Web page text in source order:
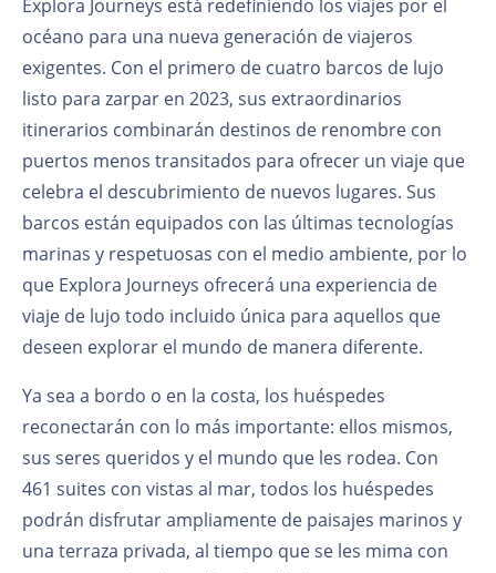
Explora Journeys está redefiniendo los viajes por el
océano para una nueva generación de viajeros
exigentes. Con el primero de cuatro barcos de lujo
listo para zarpar en 2023, sus extraordinarios
itinerarios combinarán destinos de renombre con
puertos menos transitados para ofrecer un viaje que
celebra el descubrimiento de nuevos lugares. Sus
barcos están equipados con las últimas tecnologías
marinas y respetuosas con el medio ambiente, por lo
que Explora Journeys ofrecerá una experiencia de
viaje de lujo todo incluido única para aquellos que
deseen explorar el mundo de manera diferente.
Ya sea a bordo o en la costa, los huéspedes
reconectarán con lo más importante: ellos mismos,
sus seres queridos y el mundo que les rodea. Con
461 suites con vistas al mar, todos los huéspedes
podrán disfrutar ampliamente de paisajes marinos y
una terraza privada, al tiempo que se les mima con